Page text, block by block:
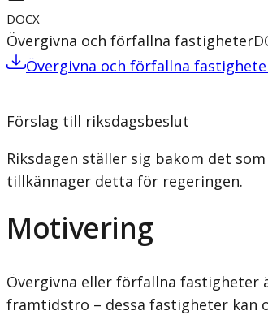
DOCX
Övergivna och förfallna fastigheter
Övergivna och förfallna
Förslag till riksdagsbeslut
Riksdagen ställer sig bakom det
tillkännager detta för regeringen.
Motivering
Övergivna eller förfallna fastigheter
framtidstro – dessa fastigheter kan